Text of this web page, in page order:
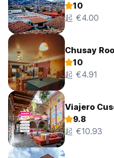
10
起 €4.00
Chusay
10
起 €4.91
Viajero
9.8
起 €10.93